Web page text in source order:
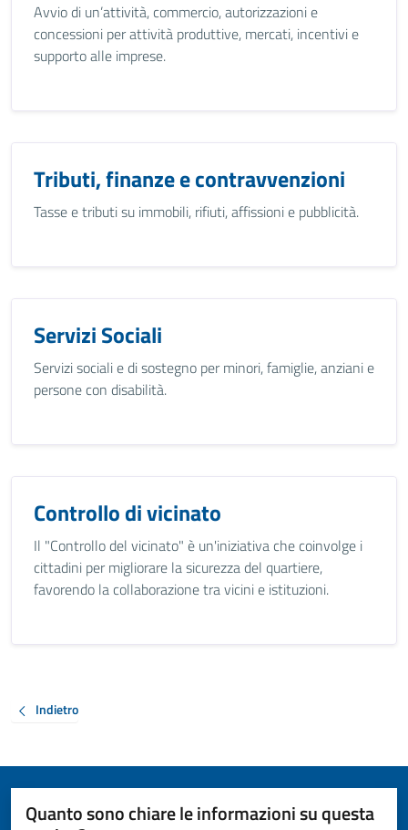
Avvio di un’attività, commercio, autorizzazioni e
concessioni per attività produttive, mercati, incentivi e
supporto alle imprese.
Tributi, finanze e contravvenzioni
Tasse e tributi su immobili, rifiuti, affissioni e pubblicità.
Servizi Sociali
Servizi sociali e di sostegno per minori, famiglie, anziani e
persone con disabilità.
Controllo di vicinato
Il "Controllo del vicinato" è un'iniziativa che coinvolge i
cittadini per migliorare la sicurezza del quartiere,
favorendo la collaborazione tra vicini e istituzioni.
Indietro
Quanto sono chiare le informazioni su questa